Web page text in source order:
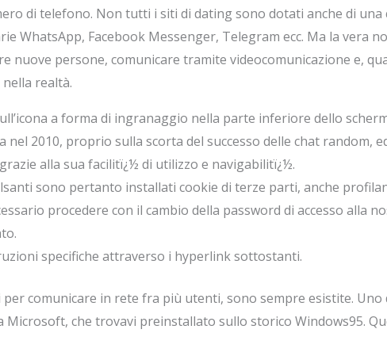
di telefono. Non tutti i siti di dating sono dotati anche di una
WhatsApp, Facebook Messenger, Telegram ecc. Ma la vera
nuove persone, comunicare tramite videocomunicazione e,
realtà.
a forma di ingranaggio nella parte inferiore dello
nel 2010, proprio sulla scorta del successo delle chat
alla sua facilitï¿½ di utilizzo e navigabilitï¿½.
sono pertanto installati cookie di terze parti, anche
procedere con il cambio della password di accesso alla
specifiche attraverso i hyperlink sottostanti.
per comunicare in rete fra più utenti, sono sempre esistite.
Microsoft, che trovavi preinstallato sullo storico Windows95.